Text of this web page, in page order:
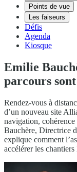
Points de vue
Les faiseurs
Défis
Agenda
Kiosque
Emilie
parcours
Rendez-vous à
d’un nouveau site
navigation,
Bauchère, Directrice
explique comment
accélérer les